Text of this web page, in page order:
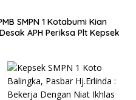
SMPN 1 Kotabumi Kian
APH Periksa Plt Kepsek